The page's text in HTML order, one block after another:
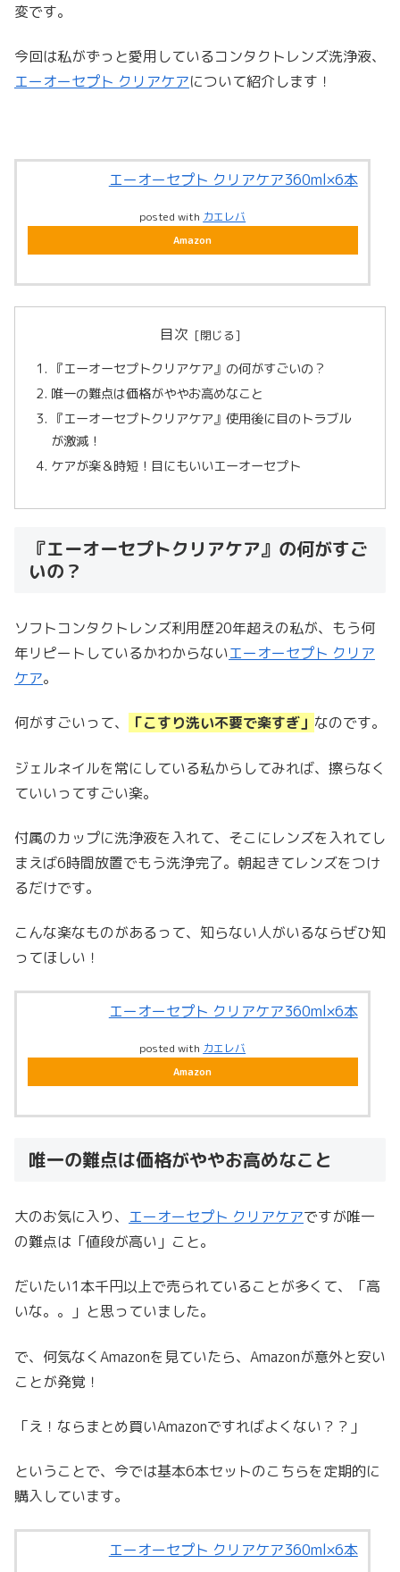
変です。
今回は私がずっと愛用しているコンタクトレンズ洗浄液、
エーオーセプト クリアケアについて紹介します！
エーオーセプト クリアケア360ml×6本
posted with カエレバ
Amazon
目次
『エーオーセプトクリアケア』の何がすごいの？
唯一の難点は価格がややお高めなこと
『エーオーセプトクリアケア』使用後に目のトラブル
が激減！
ケアが楽＆時短！目にもいいエーオーセプト
『エーオーセプトクリアケア』の何がすご
いの？
ソフトコンタクトレンズ利用歴20年超えの私が、もう何
年リピートしているかわからないエーオーセプト クリア
ケア。
何がすごいって、 「こすり洗い不要で楽すぎ」 なのです。
ジェルネイルを常にしている私からしてみれば、擦らなく
ていいってすごい楽。
付属のカップに洗浄液を入れて、そこにレンズを入れてし
まえば6時間放置でもう洗浄完了。朝起きてレンズをつけ
るだけです。
こんな楽なものがあるって、知らない人がいるならぜひ知
ってほしい！
エーオーセプト クリアケア360ml×6本
posted with カエレバ
Amazon
唯一の難点は価格がややお高めなこと
大のお気に入り、 エーオーセプト クリアケアですが唯一
の難点は「値段が高い」こと。
だいたい1本千円以上で売られていることが多くて、「高
いな。。」と思っていました。
で、何気なくAmazonを見ていたら、Amazonが意外と安い
ことが発覚！
「え！ならまとめ買いAmazonですればよくない？？」
ということで、今では基本6本セットのこちらを定期的に
購入しています。
エーオーセプト クリアケア360ml×6本